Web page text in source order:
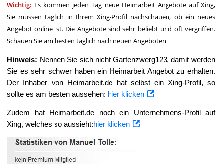
Wichtig: Es kommen jeden Tag neue Heimarbeit Angebote auf Xing,
Sie müssen täglich in Ihrem Xing-Profil nachschauen, ob ein neues
Angebot online ist. Die Angebote sind sehr beliebt und oft vergriffen.
Schauen Sie am besten täglich nach neuen Angeboten.
Hinweis: Nennen Sie sich nicht Gartenzwerg123, damit werden
Sie es sehr schwer haben ein Heimarbeit Angebot zu erhalten.
Der Inhaber von Heimarbeit.de hat selbst ein Xing-Profil, so
sollte es am besten aussehen: hier klicken
Zudem hat Heimarbeit.de noch ein Unternehmens-Profil auf
Xing, welches so aussieht:hier klicken